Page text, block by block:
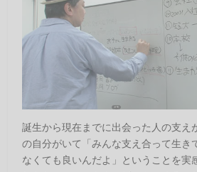
誕生から現在までに出会った人の支え
の自分がいて「みんな支え合って生き
なくても良いんだよ」ということを実